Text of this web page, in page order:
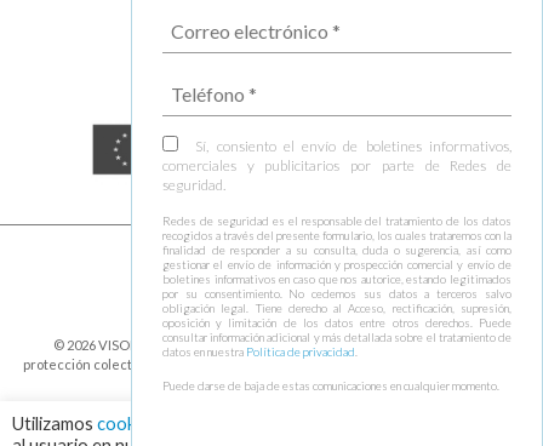
© 2026 VISOR FALL ARREST NETS Redes de seguridad y elementos de
protección colectiva ⁃
Política de cookies y protección de datos
envío⁃ Design byIxotype
Utilizamos cookies
Sí, consiento el envío de boletines informativos,
comerciales y publicitarios por parte de Redes de
seguridad.
Redes de seguridad es el responsable del tratamiento de los datos
recogidos a través del presente formulario, los cuales trataremos con la
finalidad de responder a su consulta, duda o sugerencia, así como
gestionar el envío de información y prospección comercial y envío de
boletines informativos en caso que nos autorice, estando legitimados
por su consentimiento. No cedemos sus datos a terceros salvo
obligación legal. Tiene derecho al Acceso, rectificación, supresión,
oposición y limitación de los datos entre otros derechos. Puede
consultar información adicional y más detallada sobre el tratamiento de
datos en nuestra Política de privacidad
Puede darse de baja de estas comunicaciones en cualquier momento.